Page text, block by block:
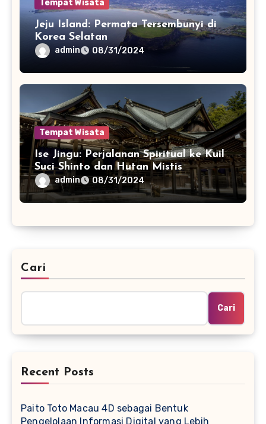
Tempat Wisata
Jeju Island: Permata Tersembunyi di
Korea Selatan
admin 08/31/2024
Tempat Wisata
Ise Jingu: Perjalanan Spiritual ke Kuil
Suci Shinto dan Hutan Mistis
admin 08/31/2024
Cari
Cari
Recent Posts
Paito Toto Macau 4D sebagai Bentuk
Pengelolaan Informasi Digital yang Lebih